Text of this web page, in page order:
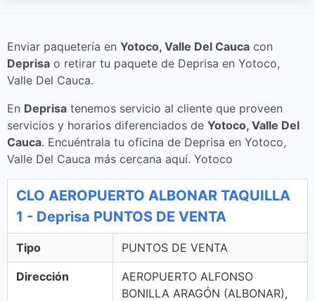
Enviar paquetería en Yotoco, Valle Del Cauca con
Deprisa o retirar tu paquete de Deprisa en Yotoco,
Valle Del Cauca.
En Deprisa tenemos servicio al cliente que proveen
servicios y horarios diferenciados de Yotoco, Valle Del
Cauca. Encuéntrala tu oficina de Deprisa en Yotoco,
Valle Del Cauca más cercana aquí. Yotoco
CLO AEROPUERTO ALBONAR TAQUILLA
1 - Deprisa PUNTOS DE VENTA
Tipo PUNTOS DE VENTA
Dirección
AEROPUERTO ALFONSO
BONILLA ARAGÓN (ALBONAR),